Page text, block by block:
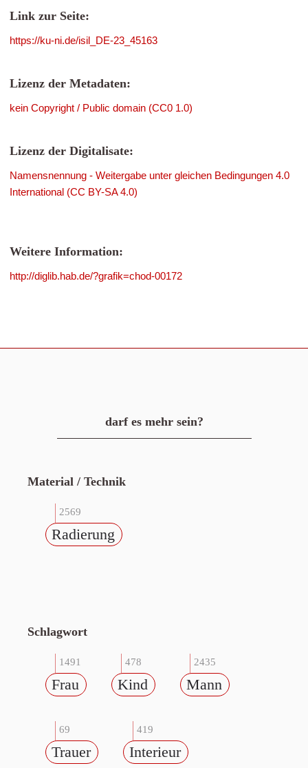
Link zur Seite:
https://ku-ni.de/isil_DE-23_45163
Lizenz der Metadaten:
kein Copyright / Public domain (CC0 1.0)
Lizenz der Digitalisate:
Namensnennung - Weitergabe unter gleichen Bedingungen 4.0
International (CC BY-SA 4.0)
Weitere Information:
http://diglib.hab.de/?grafik=chod-00172
darf es mehr sein?
Material / Technik
2569
Radierung
Schlagwort
1491
Frau
478
Kind
2435
Mann
69
Trauer
419
Interieur